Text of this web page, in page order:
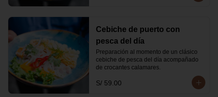
Cebiche de puerto con
pesca del día
Preparación al momento de un clásico
cebiche de pesca del día acompañado
de crocantes calamares.
S/ 59.00